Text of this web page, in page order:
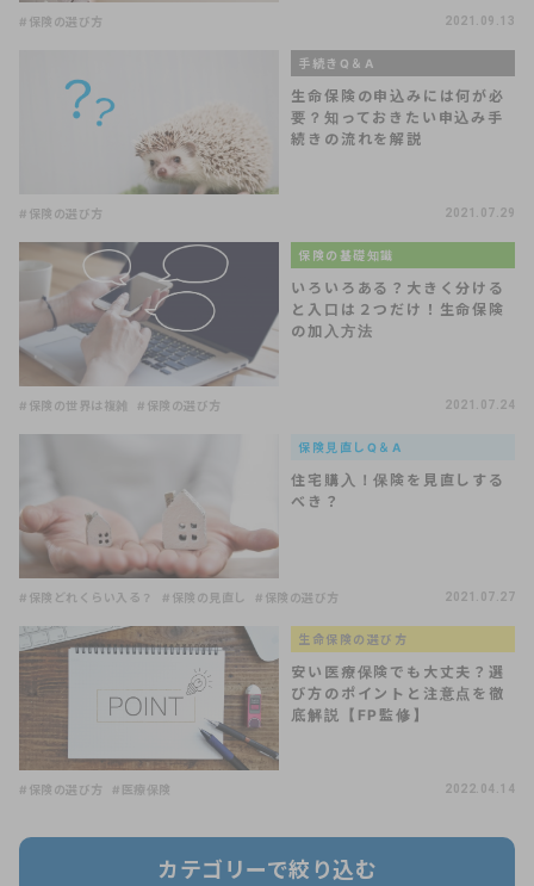
#保険の選び方 2021.09.13
手続きQ＆A
生命保険の申込みには何が必
要？知っておきたい申込み手
続きの流れを解説
#保険の選び方 2021.07.29
保険の基礎知識
いろいろある？大きく分ける
と入口は２つだけ！生命保険
の加入方法
#保険の世界は複雑 #保険の選び方 2021.07.24
保険見直しQ＆A
住宅購入！保険を見直しする
べき？
#保険どれくらい入る？ #保険の見直し #保険の選び方 2021.07.27
生命保険の選び方
安い医療保険でも大丈夫？選
び方のポイントと注意点を徹
底解説【FP監修】
#保険の選び方 #医療保険 2022.04.14
カテゴリーで絞り込む